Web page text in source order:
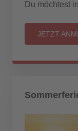
Du möchtest
JETZT